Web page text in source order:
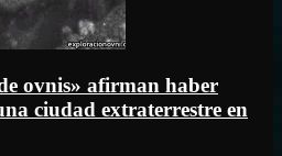
ovnis» afirman haber
ciudad extraterrestre en